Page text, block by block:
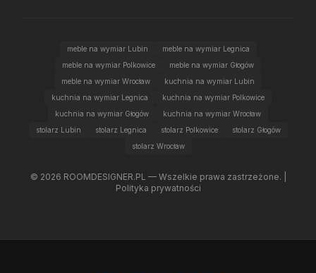
meble na wymiar Lubin
meble na wymiar Legnica
meble na wymiar Polkowice
meble na wymiar Głogów
meble na wymiar Wrocław
kuchnia na wymiar Lubin
kuchnia na wymiar Legnica
kuchnia na wymiar Polkowice
kuchnia na wymiar Głogów
kuchnia na wymiar Wrocław
stolarz Lubin
stolarz Legnica stolarz Polkowice
stolarz Głogów
stolarz Wrocław
© 2026 ROOMDESIGNER.PL — Wszelkie prawa zastrzeżone. |
Polityka prywatności